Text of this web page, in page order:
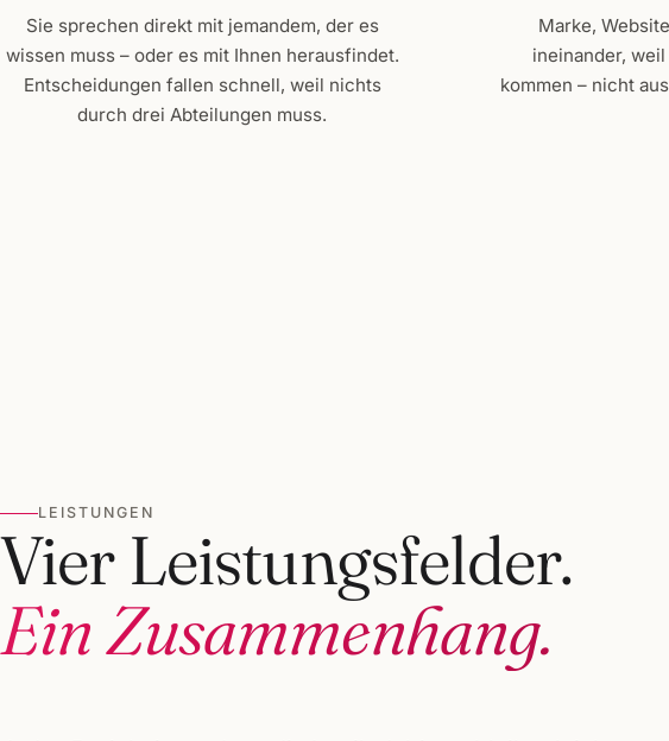
Sie sprechen direkt mit jemandem, der es
wissen muss – oder es mit Ihnen herausfindet.
Entscheidungen fallen schnell, weil nichts
durch drei Abteilungen muss.
Marke,
ineinander,
kommen – nicht
LEISTUNGEN
Vier Leistungsfelder.
Ein Zusammenhang.